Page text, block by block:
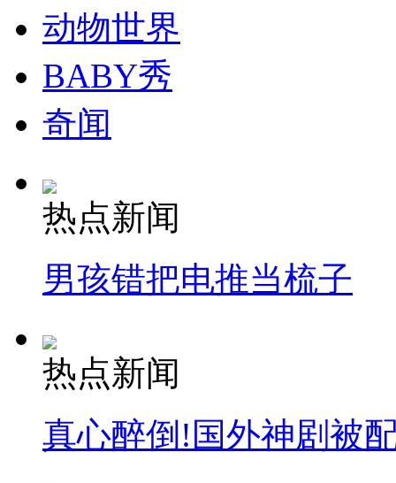
纽约上演“枕头大战”
司机酒驾遇交警 急速倒车逃窜
动物世界
BABY秀
奇闻
热点新闻
男孩错把电推当梳子
热点新闻
真心醉倒!国外神剧被